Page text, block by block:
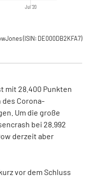
Jul '20
(ISIN: DE000DB2KFA7)
mit 28.400 Punkten
Corona-
Um die große
bei 28.992
derzeit aber
vor dem Schluss